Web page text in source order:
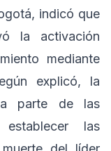
indicó que
la activación
mediante
explicó, la
parte de las
las